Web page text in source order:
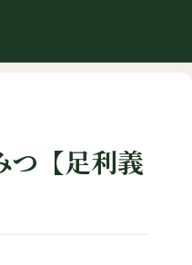
つ【足利義